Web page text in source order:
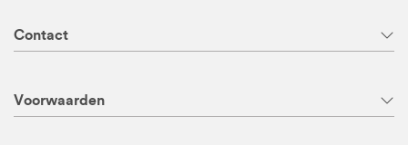
Contact
Voorwaarden